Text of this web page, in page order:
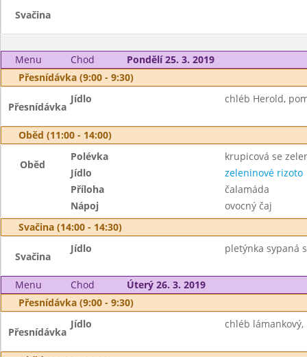
Svačina
Menu Chod
Pondělí 25. 3. 2019
Přesnídávka (9:00 - 9:30)
Přesnídávka
Jídlo chléb Herold,
Oběd (11:00 - 14:00)
Oběd
Polévka
krupicová se
Jídlo
zeleninové rizoto
Příloha
čalamáda
Nápoj
ovocný čaj
Svačina (14:00 - 14:30)
Svačina
Jídlo pletýnka sypaná
Menu Chod
Úterý 26. 3. 2019
Přesnídávka (9:00 - 9:30)
Přesnídávka
Jídlo chléb